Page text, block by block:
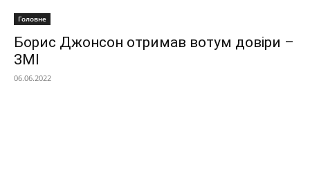
Головне
Борис Джонсон отримав вотум довіри –
ЗМІ
06.06.2022